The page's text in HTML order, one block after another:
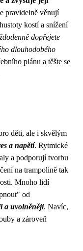
pravidelně věnují
kostí a snížení
dopřejete
dlouhodobého
plánu a těšte se
děti, ale i skvělým
a napětí. Rytmické
a podporují tvorbu
na trampolíně tak
Mnoho lidí
od
a uvolněněji. Navíc,
a zároveň